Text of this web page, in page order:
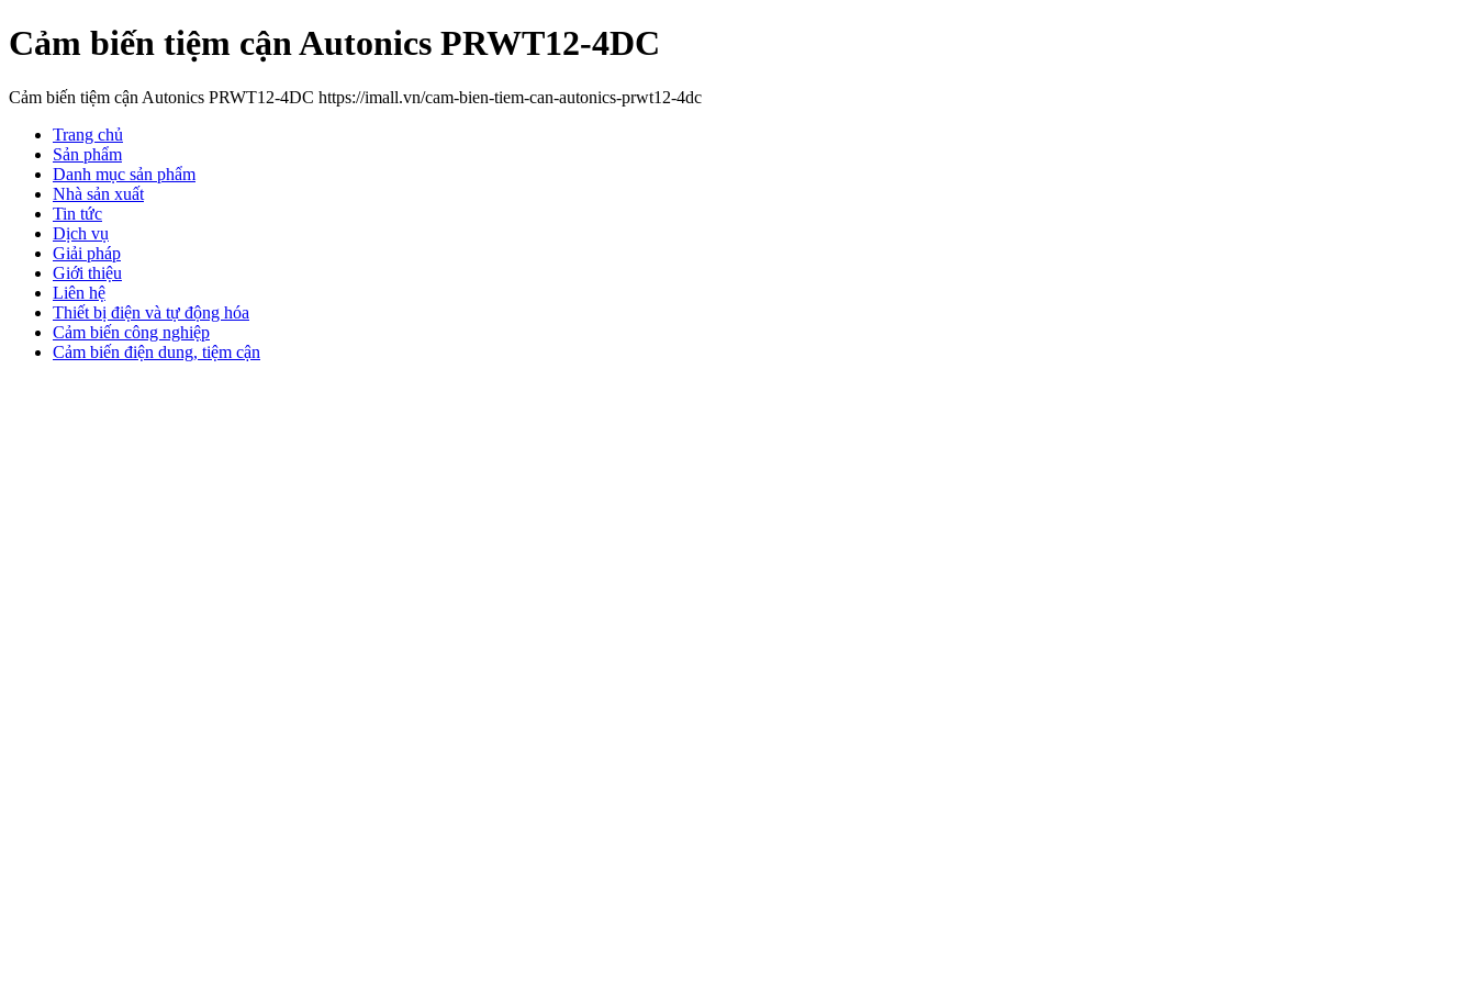
Cảm biến tiệm cận Autonics PRWT12-4DC
Cảm biến tiệm cận Autonics PRWT12-4DC https://imall.vn/cam-bien-tiem-can-autonics-prwt12-4dc
Trang chủ
Sản phẩm
Danh mục sản phẩm
Nhà sản xuất
Tin tức
Dịch vụ
Giải pháp
Giới thiệu
Liên hệ
Thiết bị điện và tự động hóa
Cảm biến công nghiệp
Cảm biến điện dung, tiệm cận